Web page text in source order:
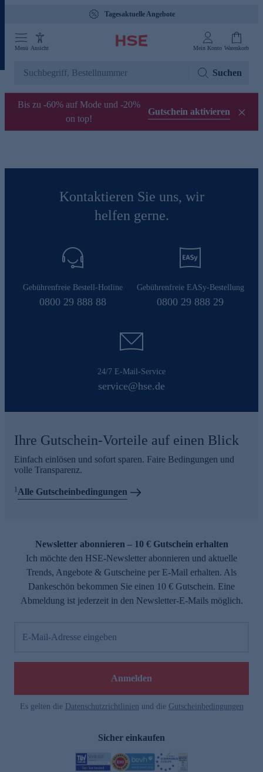
Tagesaktuelle Angebote
Menü Ansicht Mein Konto Warenkorb
Suchen
Bis zu -60% auf Mode und -20%
on top!
Gutschein aktivieren
Kontaktieren Sie uns, wir
helfen gerne.
Gebührenfreie Bestell-Hotline
0800 29 888 88
Gebührenfreie EASy-Bestellung
0800 29 888 29
24/7 E-Mail-Service
service@hse.de
Ihre Gutschein-Vorteile auf einen Blick
Einfach einlösen und sofort sparen. Faire Bedingungen und
volle Transparenz.
1Alle Gutscheinbedingungen
Newsletter abonnieren – 10 € Gutschein erhalten
Ich möchte den HSE-Newsletter abonnieren und aktuelle
Trends, Angebote & Gutscheine per E-Mail erhalten. Als
Dankeschön bekommen Sie einen 10 € Gutschein. Eine
Abmeldung ist jederzeit in den Newsletter-E-Mails möglich.
E-Mail-Adresse eingeben
Anmelden
Es gelten die Datenschutzrichtlinien und die Gutscheinbedingungen
Sicher einkaufen